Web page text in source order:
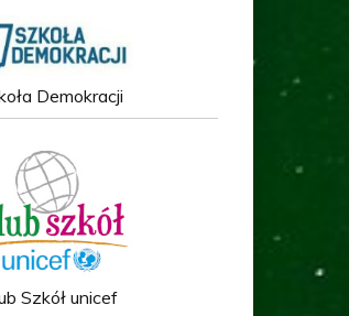
Demokracji
Szkół unicef